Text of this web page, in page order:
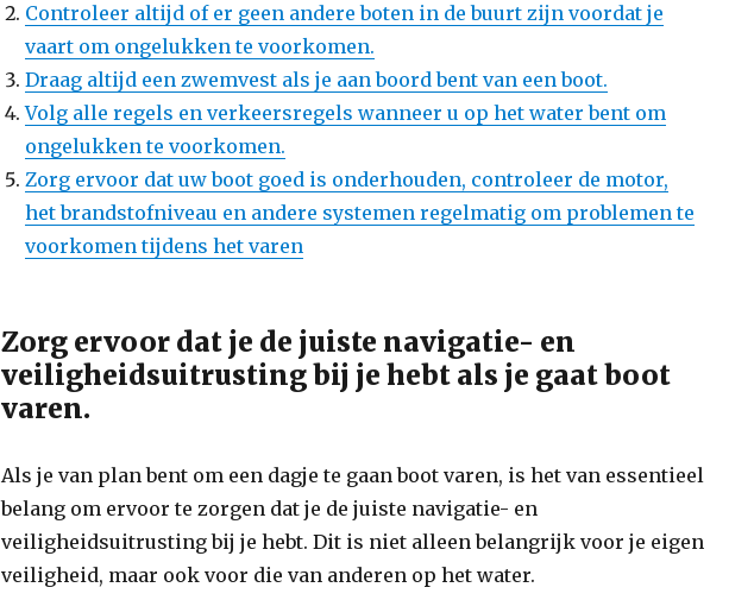
Controleer altijd of er geen andere boten in de buurt zijn voordat je
vaart om ongelukken te voorkomen.
Draag altijd een zwemvest als je aan boord bent van een boot.
Volg alle regels en verkeersregels wanneer u op het water bent om
ongelukken te voorkomen.
Zorg ervoor dat uw boot goed is onderhouden, controleer de motor,
het brandstofniveau en andere systemen regelmatig om problemen te
voorkomen tijdens het varen
Zorg ervoor dat je de juiste navigatie- en
veiligheidsuitrusting bij je hebt als je gaat boot
varen.
Als je van plan bent om een dagje te gaan boot varen, is het van essentieel
belang om ervoor te zorgen dat je de juiste navigatie- en
veiligheidsuitrusting bij je hebt. Dit is niet alleen belangrijk voor je eigen
veiligheid, maar ook voor die van anderen op het water.